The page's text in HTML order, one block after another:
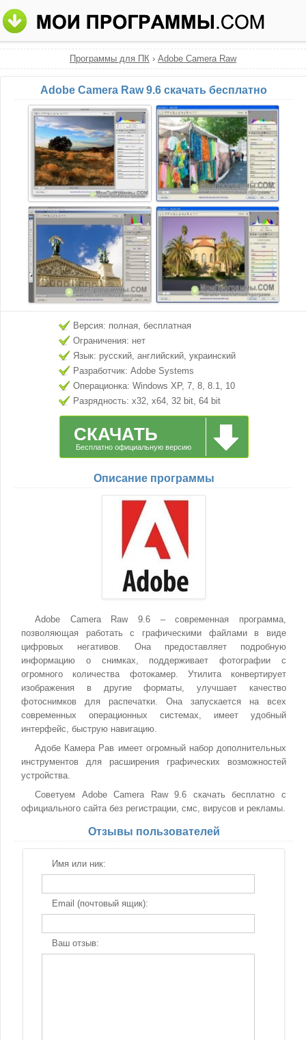
Программы для ПК › Adobe Camera Raw
Adobe Camera Raw 9.6 скачать бесплатно
Версия: полная, бесплатная
Ограничения: нет
Язык: русский, английский, украинский
Разработчик: Adobe Systems
Операционка: Windows XP, 7, 8, 8.1, 10
Разрядность: x32, x64, 32 bit, 64 bit
СКАЧАТЬ
Бесплатно официальную версию
Описание программы
Adobe Camera Raw 9.6 – современная программа,
позволяющая работать с графическими файлами в виде
цифровых негативов. Она предоставляет подробную
информацию о снимках, поддерживает фотографии с
огромного количества фотокамер. Утилита конвертирует
изображения в другие форматы, улучшает качество
фотоснимков для распечатки. Она запускается на всех
современных операционных системах, имеет удобный
интерфейс, быструю навигацию.
Адобе Камера Рав имеет огромный набор дополнительных
инструментов для расширения графических возможностей
устройства.
Советуем Adobe Camera Raw 9.6 скачать бесплатно с
официального сайта без регистрации, смс, вирусов и рекламы.
Отзывы пользователей
Имя или ник:
Email (почтовый ящик):
Ваш отзыв: